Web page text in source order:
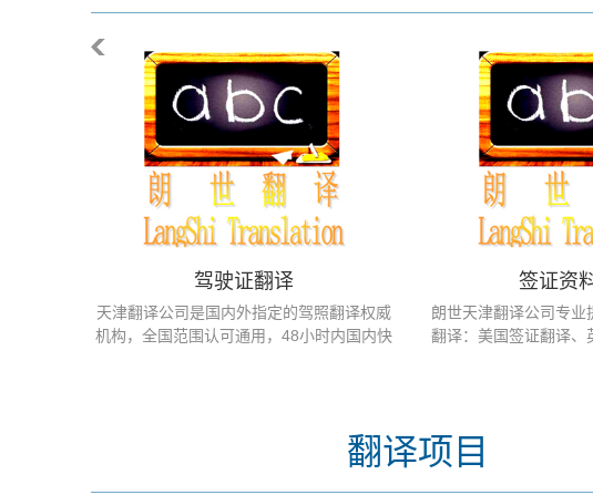
驾驶证翻译
天津翻译公司是国内外指定的驾照翻译权威
机构，全国范围认可通用，48小时内国内快
签证资
朗世天津翻译公司专业
翻译：美国签证翻译、
翻译项目